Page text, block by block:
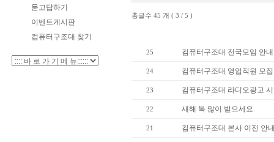
묻고답하기
이벤트게시판
컴퓨터구조대 찾기
총글수 45 개 ( 3 / 5 )
25 컴퓨터구조대 전국모임 안내
24 컴퓨터구조대 영업직원 모집
23 컴퓨터구조대 라디오광고
22 새해 복 많이 받으세요
21 컴퓨터구조대 본사 이전 안